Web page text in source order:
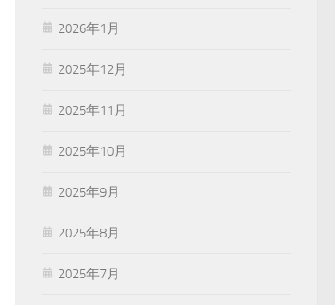
2026年1月
2025年12月
2025年11月
2025年10月
2025年9月
2025年8月
2025年7月